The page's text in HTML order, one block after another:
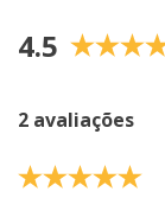
4.5
2 avaliações